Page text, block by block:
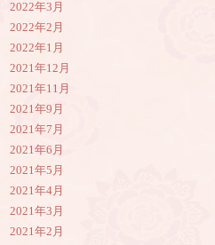
2022年3月
2022年2月
2022年1月
2021年12月
2021年11月
2021年9月
2021年7月
2021年6月
2021年5月
2021年4月
2021年3月
2021年2月